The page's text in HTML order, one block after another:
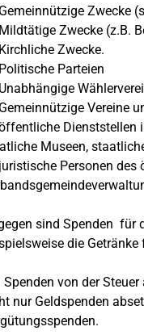
Zwecke
Zwecke (z.B.
Zwecke.
Parteien
Vereine
Dienststellen
Museen,
Personen des
sind Spenden für
die
Spenden von der
nur Geldspenden